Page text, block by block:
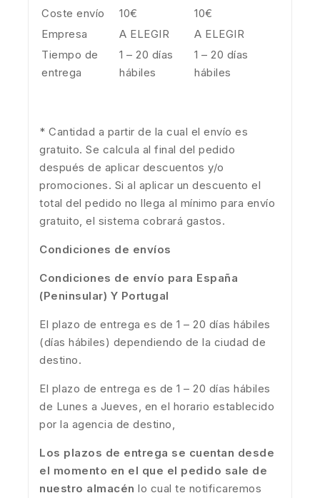
Coste envío
10€
10€
Empresa
A ELEGIR
A ELEGIR
Tiempo de
entrega
1 – 20 días
hábiles
1 – 20 días
hábiles
* Cantidad a partir de la cual el envío es
gratuito. Se calcula al final del pedido
después de aplicar descuentos y/o
promociones. Si al aplicar un descuento el
total del pedido no llega al mínimo para envío
gratuito, el sistema cobrará gastos.
Condiciones de envíos
Condiciones de envío para España
(Peninsular) Y Portugal
El plazo de entrega es de 1 – 20 días hábiles
(días hábiles) dependiendo de la ciudad de
destino.
El plazo de entrega es de 1 – 20 días hábiles
de Lunes a Jueves, en el horario establecido
por la agencia de destino,
Los plazos de entrega se cuentan desde
el momento en el que el pedido sale de
nuestro almacén lo cual te notificaremos